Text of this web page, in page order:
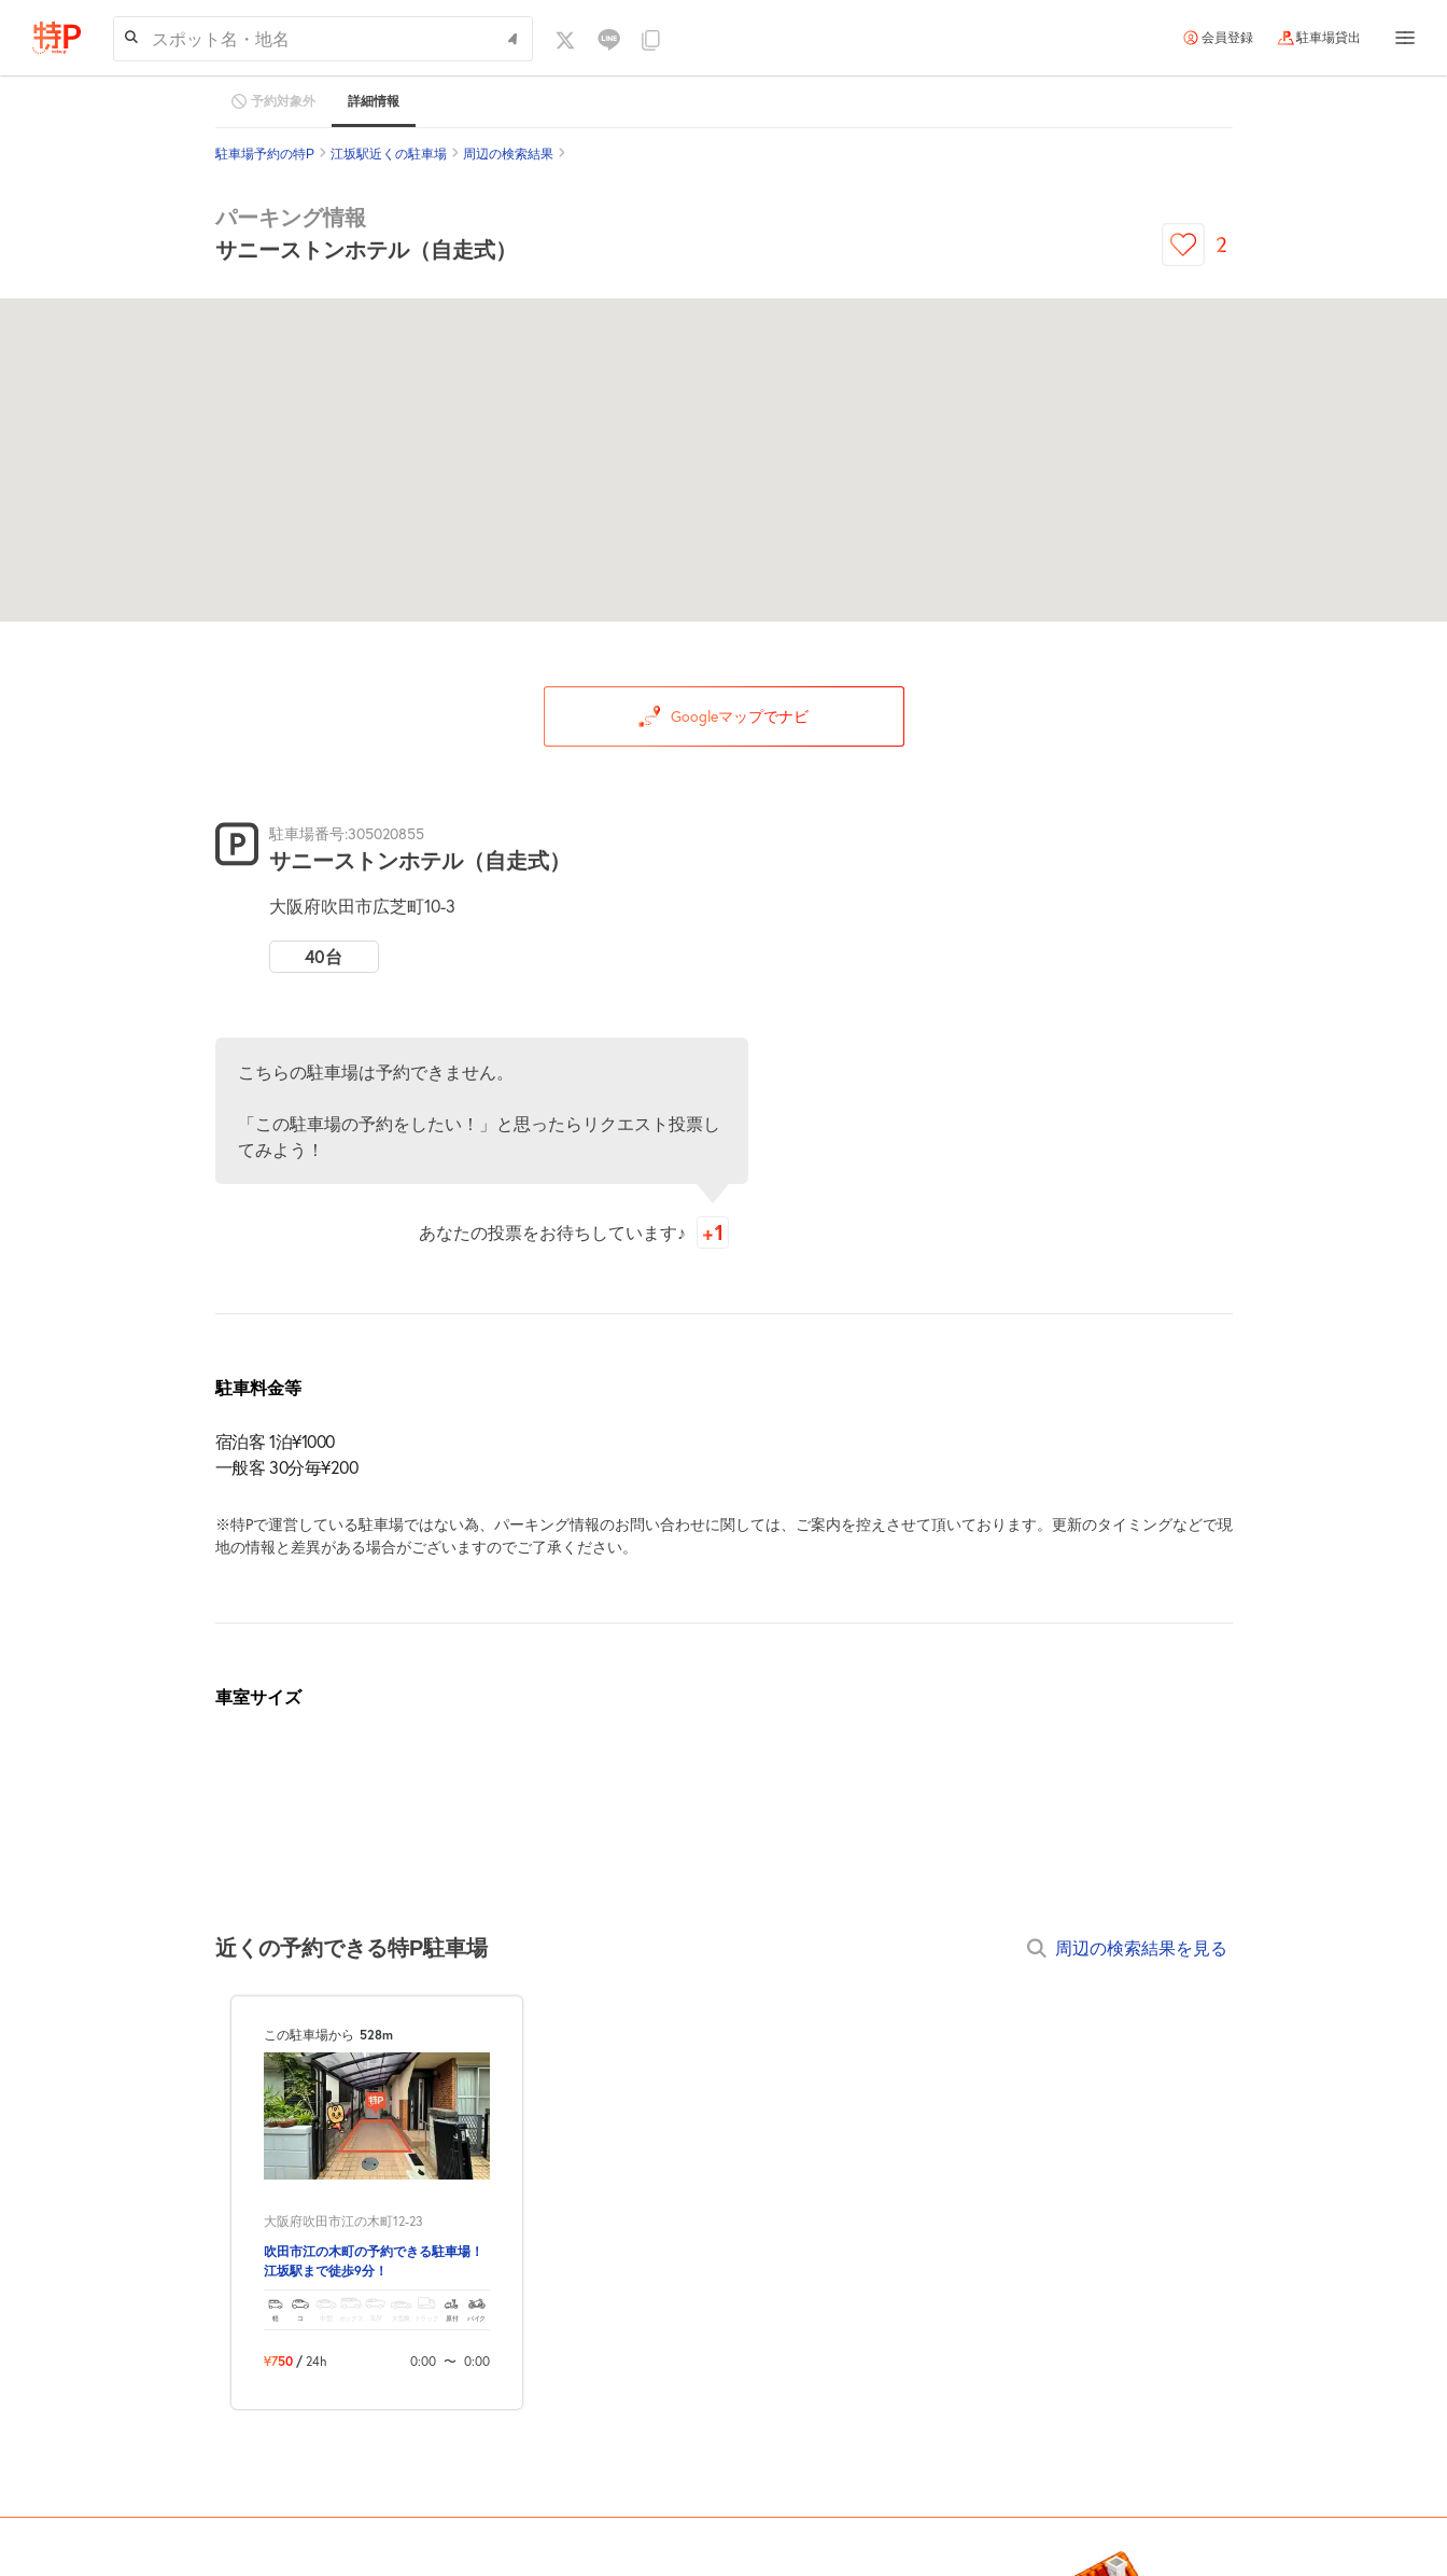
スポット名・地名 会員登録 駐車場貸出
予約対象外 詳細情報
駐車場予約の特P 江坂駅近くの駐車場 周辺の検索結果
パーキング情報
サニーストンホテル（自走式）
2
Googleマップでナビ
駐車場番号:305020855
サニーストンホテル（自走式）
大阪府吹田市広芝町10-3
40台
こちらの駐車場は予約できません。
「この駐車場の予約をしたい！」と思ったらリクエスト投票し
てみよう！
あなたの投票をお待ちしています♪
駐車料金等
宿泊客 1泊¥1000
一般客 30分毎¥200
※特Pで運営している駐車場ではない為、パーキング情報のお問い合わせに関しては、ご案内を控えさせて頂いております。更新のタイミングなどで現
地の情報と差異がある場合がございますのでご了承ください。
車室サイズ
近くの予約できる特P駐車場 周辺の検索結果を見る
この駐車場から 528m
大阪府吹田市江の木町12-23
吹田市江の木町の予約できる駐車場！
江坂駅まで徒歩9分！
軽 コ ボックス SUV トラック 原付 バイク
¥750 / 24h 0:00 〜 0:00